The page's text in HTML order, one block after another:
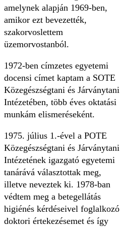
amelynek alapján 1969-ben,
amikor ezt bevezették,
szakorvoslettem
üzemorvostanból.
1972-ben címzetes egyetemi
docensi címet kaptam a SOTE
Közegészségtani és Járványtani
Intézetében, több éves oktatási
munkám elismeréseként.
1975. július 1.-ével a POTE
Közegészségtani és Járványtani
Intézetének igazgató egyetemi
tanárává választottak meg,
illetve neveztek ki. 1978-ban
védtem meg a betegellátás
higiénés kérdéseivel foglalkozó
doktori értekezésemet és így